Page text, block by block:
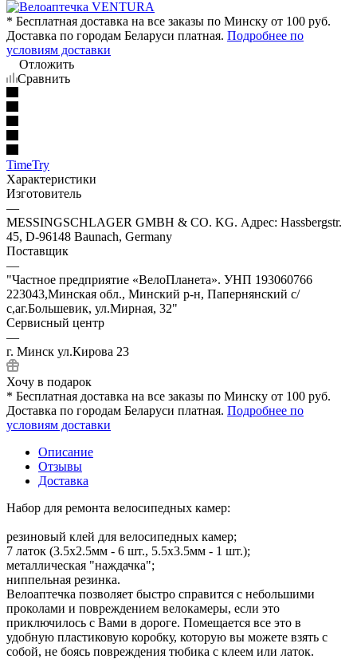
* Бесплатная доставка на все заказы по Минску от 100 руб.
Доставка по городам Беларуси платная. Подробнее по
условиям доставки
Отложить
Сравнить
TimeTry
Характеристики
Изготовитель
—
MESSINGSCHLAGER GMBH & CO. KG. Адрес: Hassbergstr.
45, D-96148 Baunach, Germany
Поставщик
—
"Частное предприятие «ВелоПланета». УНП 193060766
223043,Минская обл., Минский р-н, Папернянский с/
с,аг.Большевик, ул.Мирная, 32"
Сервисный центр
—
г. Минск ул.Кирова 23
Хочу в подарок
* Бесплатная доставка на все заказы по Минску от 100 руб.
Доставка по городам Беларуси платная. Подробнее по
условиям доставки
Описание
Отзывы
Доставка
Набор для ремонта велосипедных камер:
резиновый клей для велосипедных камер;
7 латок (3.5х2.5мм - 6 шт., 5.5х3.5мм - 1 шт.);
металлическая "наждачка";
ниппельная резинка.
Велоаптечка позволяет быстро справится с небольшими
проколами и повреждением велокамеры, если это
приключилось с Вами в дороге. Помещается все это в
удобную пластиковую коробку, которую вы можете взять с
собой, не боясь повреждения тюбика с клеем или латок.